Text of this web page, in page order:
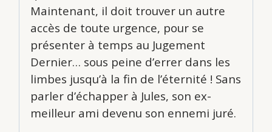
Maintenant, il doit trouver un autre
accès de toute urgence, pour se
présenter à temps au Jugement
Dernier… sous peine d’errer dans les
limbes jusqu’à la fin de l’éternité ! Sans
parler d’échapper à Jules, son ex-
meilleur ami devenu son ennemi juré.